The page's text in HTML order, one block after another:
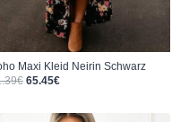
Maxi Kleid Neirin Schwarz
€ Ursprünglicher Preis war: 71.39€
65.45€Aktueller Preis ist: 65.45€.